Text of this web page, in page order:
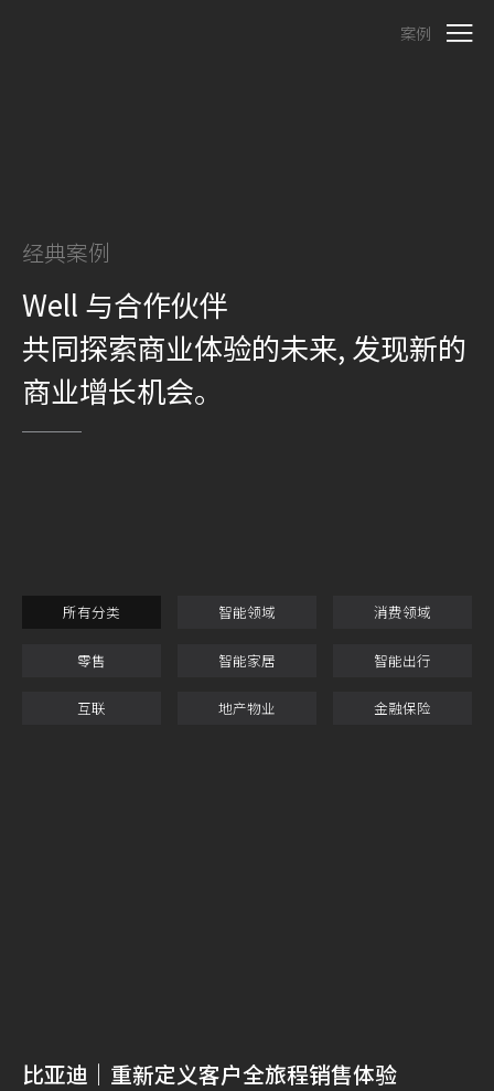
案例
经典案例
Well 与合作伙伴
共同探索商业体验的未来, 发现新的
商业增长机会。
所有分类 智能领域 消费领域
零售 智能家居 智能出行
互联 地产物业 金融保险
比亚迪｜重新定义客户全旅程销售体验